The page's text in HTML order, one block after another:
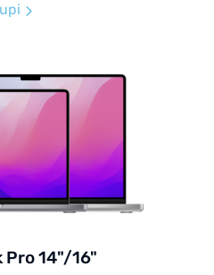
Pro 14"/16"